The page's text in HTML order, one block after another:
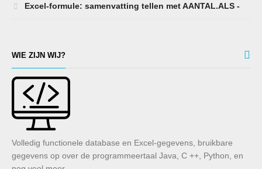
Excel-formule: samenvatting tellen met AANTAL.ALS -
WIE ZIJN WIJ?
Volledig functionele database en Excel-gegevens, bruikbare
gegevens op over de programmeertaal Java, C ++, Python, en